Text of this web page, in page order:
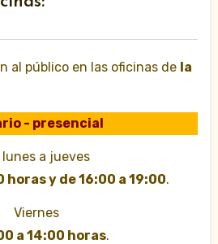
al público en las oficinas de la
- presencial
lunes a jueves
horas y de 16:00 a 19:00.
Viernes
a 14:00 horas.